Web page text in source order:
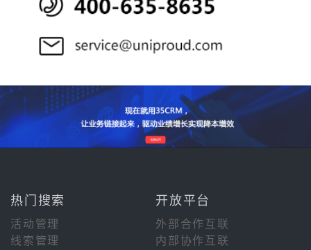
热门搜索 开放平台
活动管理
外部合作互联
线索管理
内部协作互联